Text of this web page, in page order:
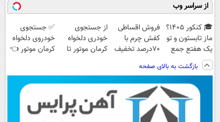
از سراسر وب
🎓 کنکور ۱۴۰5؟
ماز تابستون و تو
یک هفتع جمع
میکنه 🏆
فروش اقساطی
کفش چرم با
70درصد تخفیف
از جستجوی
خودری دلخواه
کرمان موتور تا
و مستقیم
✅ جستجوی
خودروی دلخواه
کرمان موتور 👈
مستقیم
بازگشت به بالای صفحه